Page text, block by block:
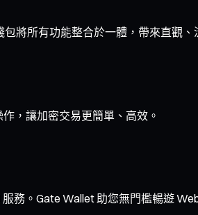
將所有功能整合於一體，帶來直觀、
，讓加密交易更簡單、高效。
務。Gate Wallet 助您無門檻暢遊